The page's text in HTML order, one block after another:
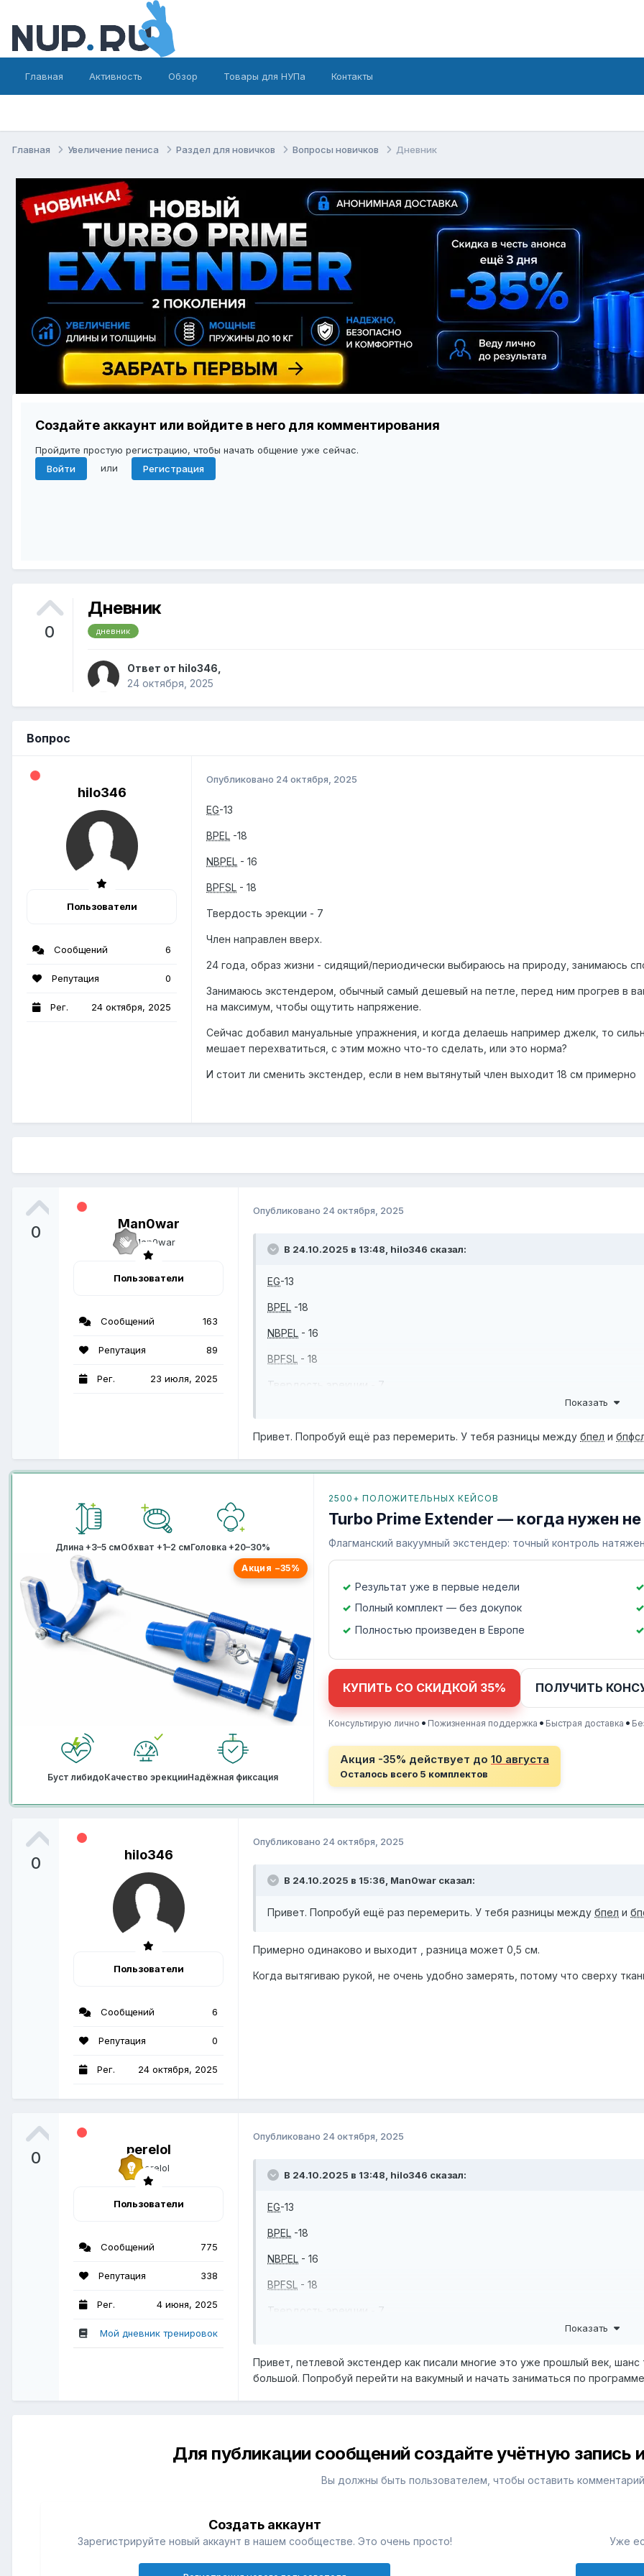
Главная Активность Обзор Товары для НУПа Контакты
Главная Увеличение пениса Раздел для новичков Вопросы новичков Дневник
Создайте аккаунт или войдите в него для комментирования
Пройдите простую регистрацию, чтобы начать общение уже сейчас.
Войти
или Регистрация
0
Дневник
дневник
Ответ от hilo346,
24 октября, 2025
Вопрос
hilo346
Пользователи
Сообщений 6
Репутация 0
Рег. 24 октября, 2025
Опубликовано 24 октября, 2025
EG-13
BPEL -18
NBPEL - 16
BPFSL - 18
Твердость эрекции - 7
Член направлен вверх.
24 года, образ жизни - сидящий/периодически выбираюсь на природу, занимаюсь
Занимаюсь экстендером, обычный самый дешевый на петле, перед ним прогрев в
на максимум, чтобы ощутить напряжение.
Сейчас добавил мануальные упражнения, и когда делаешь например джелк, то
мешает перехватиться, с этим можно что-то сделать, или это норма?
И стоит ли сменить экстендер, если в нем вытянутый член выходит 18 см примерно
0 Man0war
Пользователи
Сообщений 163
Репутация 89
Рег. 23 июля, 2025
Опубликовано 24 октября, 2025
В 24.10.2025 в 13:48, hilo346 сказал:
EG-13
BPEL -18
NBPEL - 16
BPFSL - 18
Твердость эрекции - 7
24 года, образ жизни - сидящий/периодически выбираюсь на природу,
Занимаюсь экстендером, обычный самый дешевый на петле, перед ним
Сейчас добавил мануальные упражнения, и когда делаешь например
правильно назвать, и мешает перехватиться, с этим можно что-то
И стоит ли сменить экстендер, если в нем вытянутый член выходит 18
Показать
Привет. Попробуй ещё раз перемерить. У тебя разницы между бпел и
Длина +3–5 смОбхват +1–2 смГоловка +20–30%
Акция −35%
Буст либидоКачество эрекцииНадёжная фиксация
2500+ ПОЛОЖИТЕЛЬНЫХ КЕЙСОВ
Turbo Prime Extender — когда нужен
Флагманский вакуумный экстендер: точный контроль
Результат уже в первые недели
Полный комплект — без докупок
Полностью произведен в Европе
КУПИТЬ СО СКИДКОЙ 35% ПОЛУЧИТЬ
Консультирую лично • Пожизненная поддержка • Быстрая доставка •
Акция -35% действует до 10 августа
Осталось всего 5 комплектов
0 hilo346
Пользователи
Сообщений 6
Репутация 0
Рег. 24 октября, 2025
Опубликовано 24 октября, 2025
В 24.10.2025 в 15:36, Man0war сказал:
Привет. Попробуй ещё раз перемерить. У тебя разницы между бпел и
Примерно одинаково и выходит , разница может 0,5 см.
Когда вытягиваю рукой, не очень удобно замерять, потому что сверху
0 perelol
Пользователи
Сообщений 775
Репутация 338
Рег. 4 июня, 2025
Мой дневник тренировок
Опубликовано 24 октября, 2025
В 24.10.2025 в 13:48, hilo346 сказал:
EG-13
BPEL -18
NBPEL - 16
BPFSL - 18
Твердость эрекции - 7
24 года, образ жизни - сидящий/периодически выбираюсь на природу,
Занимаюсь экстендером, обычный самый дешевый на петле, перед ним
выкручивать на максимум, чтобы ощутить напряжение.
правильно назвать, и мешает перехватиться, с этим можно что-то
Показать
Привет, петлевой экстендер как писали многие это уже прошлый век,
большой. Попробуй перейти на вакумный и начать заниматься по программе
Для публикации сообщений создайте учётную запись
Вы должны быть пользователем, чтобы оставить комментарий
Создать аккаунт
Зарегистрируйте новый аккаунт в нашем сообществе. Это очень просто! Уже